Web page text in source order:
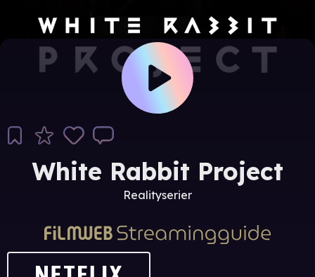
White Rabbit Project
Realityserier